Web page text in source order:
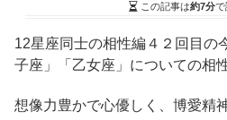
この記事は約7分で
12星座同士の相性編４２回目の
子座」「乙女座」についての相
想像力豊かで心優しく、博愛精